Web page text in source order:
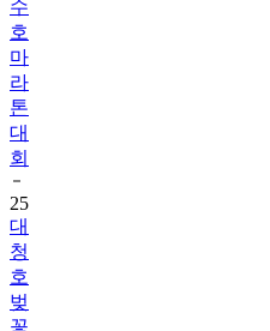
마
라
톤
대
회
25
대
청
호
벚
꽃
길